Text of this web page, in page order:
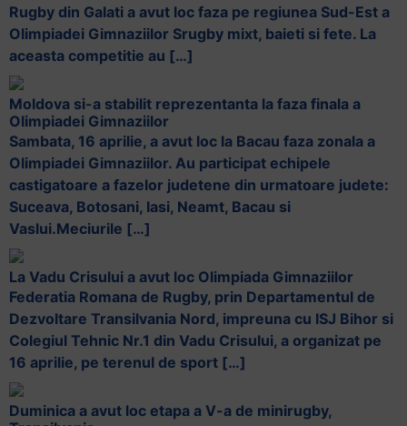
Rugby din Galati a avut loc faza pe regiunea Sud-Est a
Olimpiadei Gimnaziilor Srugby mixt, baieti si fete. La
aceasta competitie au […]
Moldova si-a stabilit reprezentanta la faza finala a
Olimpiadei Gimnaziilor
Sambata, 16 aprilie, a avut loc la Bacau faza zonala a
Olimpiadei Gimnaziilor. Au participat echipele
castigatoare a fazelor judetene din urmatoare judete:
Suceava, Botosani, Iasi, Neamt, Bacau si
Vaslui.Meciurile […]
La Vadu Crisului a avut loc Olimpiada Gimnaziilor
Federatia Romana de Rugby, prin Departamentul de
Dezvoltare Transilvania Nord, impreuna cu ISJ Bihor si
Colegiul Tehnic Nr.1 din Vadu Crisului, a organizat pe
16 aprilie, pe terenul de sport […]
Duminica a avut loc etapa a V-a de minirugby,